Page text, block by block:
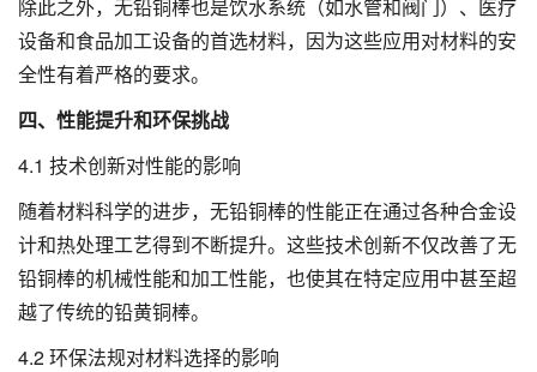
除此之外，无铅铜棒也是饮水系统（如水管和阀门）、医疗
设备和食品加工设备的首选材料，因为这些应用对材料的安
全性有着严格的要求。
四、性能提升和环保挑战
4.1 技术创新对性能的影响
随着材料科学的进步，无铅铜棒的性能正在通过各种合金设
计和热处理工艺得到不断提升。这些技术创新不仅改善了无
铅铜棒的机械性能和加工性能，也使其在特定应用中甚至超
越了传统的铅黄铜棒。
4.2 环保法规对材料选择的影响